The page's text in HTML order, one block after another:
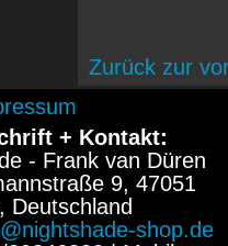
Zurück zur
+ Kontakt:
- Frank van Düren
9, 47051
Deutschland
shop.de